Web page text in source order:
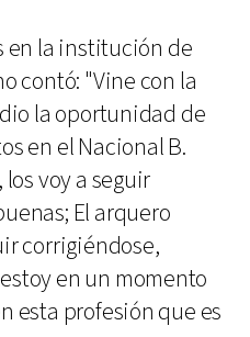
en la institución de
contó: "Vine con la
la oportunidad de
en el Nacional B.
voy a seguir
El arquero
corrigiéndose,
en un momento
esta profesión que es